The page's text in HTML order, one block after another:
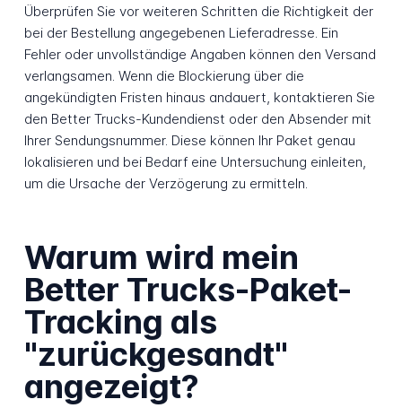
Überprüfen Sie vor weiteren Schritten die Richtigkeit der
bei der Bestellung angegebenen Lieferadresse. Ein
Fehler oder unvollständige Angaben können den Versand
verlangsamen. Wenn die Blockierung über die
angekündigten Fristen hinaus andauert, kontaktieren Sie
den Better Trucks-Kundendienst oder den Absender mit
Ihrer Sendungsnummer. Diese können Ihr Paket genau
lokalisieren und bei Bedarf eine Untersuchung einleiten,
um die Ursache der Verzögerung zu ermitteln.
Warum wird mein
Better Trucks-Paket-
Tracking als
"zurückgesandt"
angezeigt?